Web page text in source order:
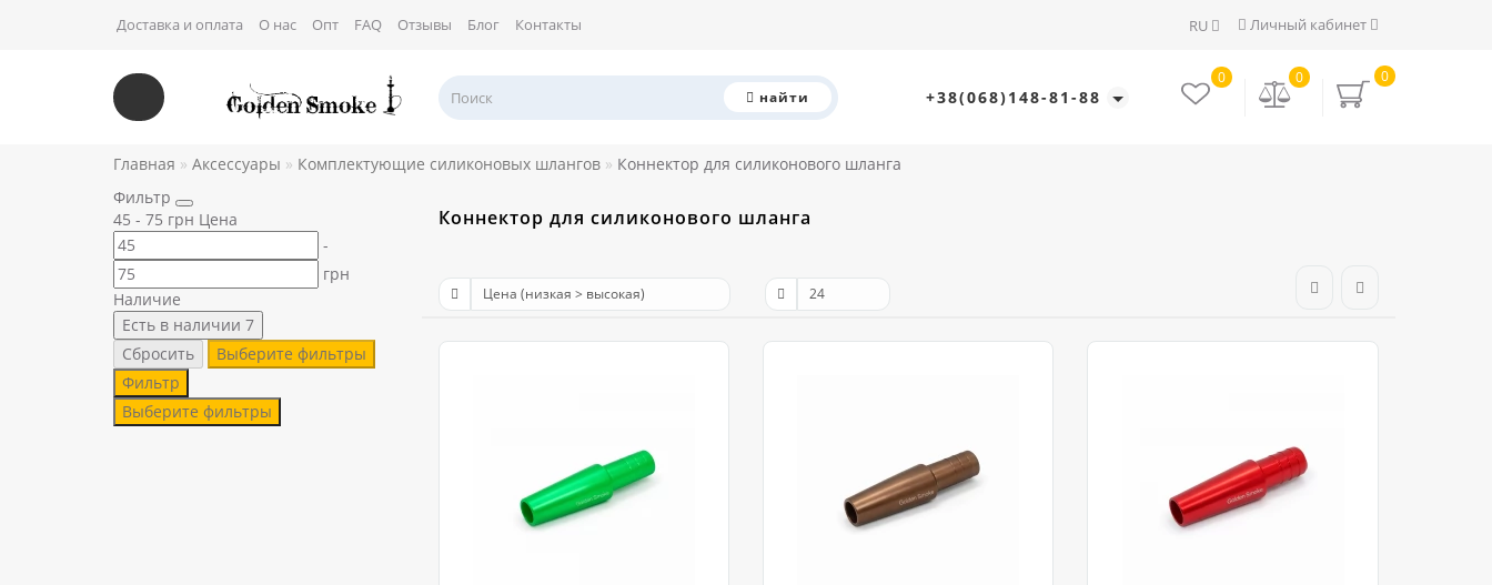
Личный кабинет
RU
Доставка и оплата О нас Опт FAQ Отзывы Блог Контакты
найти +38(068)148-81-88
0
0
0
Главная Аксессуары Комплектующие силиконовых шлангов
Коннектор для силиконового шланга
Фильтр
45 - 75 грн Цена
-
грн
Наличие
Есть в наличии 7
Сбросить
Выберите фильтры
Фильтр
Выберите фильтры
Коннектор для силиконового шланга